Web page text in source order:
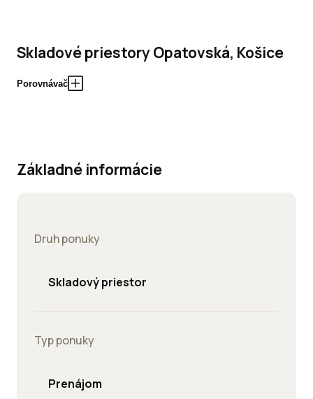
Skladové priestory Opatovská, Košice
Porovnávač
Základné informácie
Druh ponuky
Skladový priestor
Typ ponuky
Prenájom